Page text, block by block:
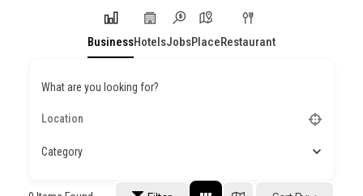
BusinessHotelsJobsPlaceRestaurant
What are you looking for?
Category